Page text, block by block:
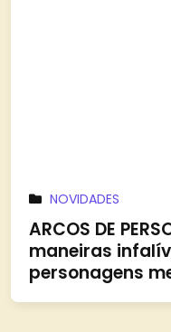
NOVIDADES
ARCOS DE
maneiras
personagens